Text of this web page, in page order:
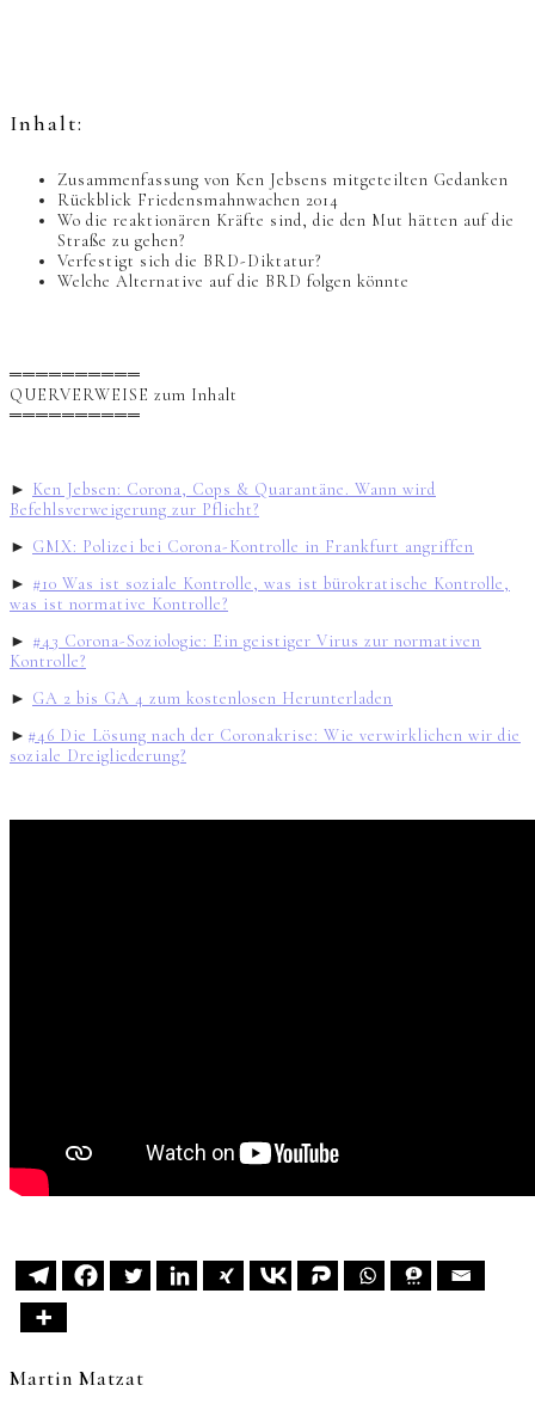
Inhalt:
Zusammenfassung von Ken Jebsens mitgeteilten Gedanken
Rückblick Friedensmahnwachen 2014
Wo die reaktionären Kräfte sind, die den Mut hätten auf die
Straße zu gehen?
Verfestigt sich die BRD-Diktatur?
Welche Alternative auf die BRD folgen könnte
══════════
QUERVERWEISE zum Inhalt
══════════
► Ken Jebsen: Corona, Cops & Quarantäne. Wann wird
Befehlsverweigerung zur Pflicht?
► GMX: Polizei bei Corona-Kontrolle in Frankfurt angriffen
► #10 Was ist soziale Kontrolle, was ist bürokratische Kontrolle,
was ist normative Kontrolle?
► #43 Corona-Soziologie: Ein geistiger Virus zur normativen
Kontrolle?
► GA 2 bis GA 4 zum kostenlosen Herunterladen
► #46 Die Lösung nach der Coronakrise: Wie verwirklichen wir die
soziale Dreigliederung?
Martin Matzat